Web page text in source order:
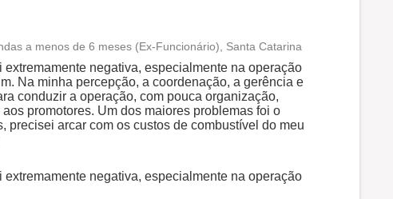
Conciliação com a vida familiar
Benefícios
a menos de 6 meses (Ex-Funcionário), Santa Catarina
negativa, especialmente na operação
Na minha percepção, a coordenação, a gerência e
conduzir a operação, com pouca organização,
promotores. Um dos maiores problemas foi o
precisei arcar com os custos de combustível do meu
negativa, especialmente na operação